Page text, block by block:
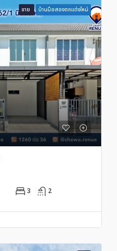
ขาย บ้านมือสองตกแต่งใหม่
3
2